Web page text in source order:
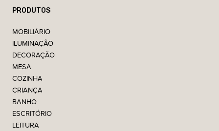
PRODUTOS
MOBILIÁRIO
ILUMINAÇÃO
DECORAÇÃO
MESA
COZINHA
CRIANÇA
BANHO
ESCRITÓRIO
LEITURA